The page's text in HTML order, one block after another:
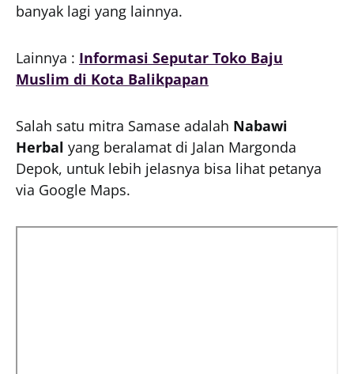
banyak lagi yang lainnya.
Lainnya : Informasi Seputar Toko Baju
Muslim di Kota Balikpapan
Salah satu mitra Samase adalah Nabawi
Herbal yang beralamat di Jalan Margonda
Depok, untuk lebih jelasnya bisa lihat petanya
via Google Maps.